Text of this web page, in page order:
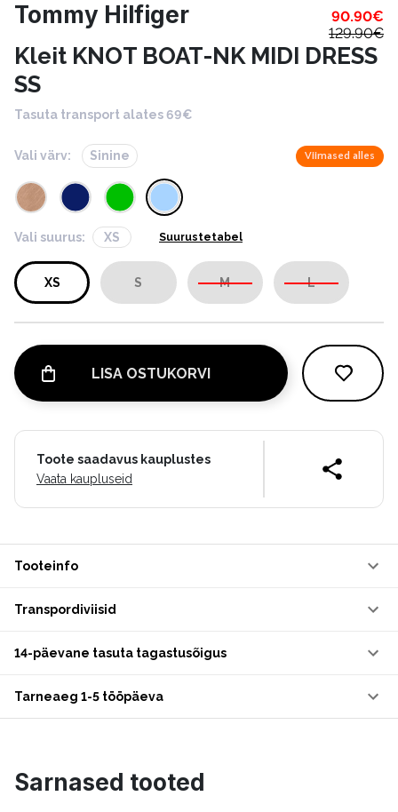
Tommy Hilfiger 90.90€
129.90€
Kleit KNOT BOAT-NK MIDI DRESS
SS
Tasuta transport alates 69€
Vali värv: Sinine Viimased alles
Vali suurus: XS Suurustetabel
XS S M L
LISA OSTUKORVI
Toote saadavus kauplustes
Vaata kaupluseid
Tooteinfo
Transpordiviisid
14-päevane tasuta tagastusõigus
Tarneaeg 1-5 tööpäeva
Sarnased tooted